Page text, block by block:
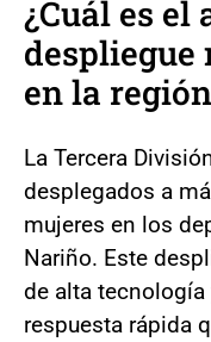
¿Cuál es el
en la
La Tercera
desplegados a
mujeres en los
Nariño. Este
de alta
respuesta rápida